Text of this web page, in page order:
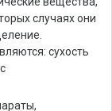
случаях они
сухость